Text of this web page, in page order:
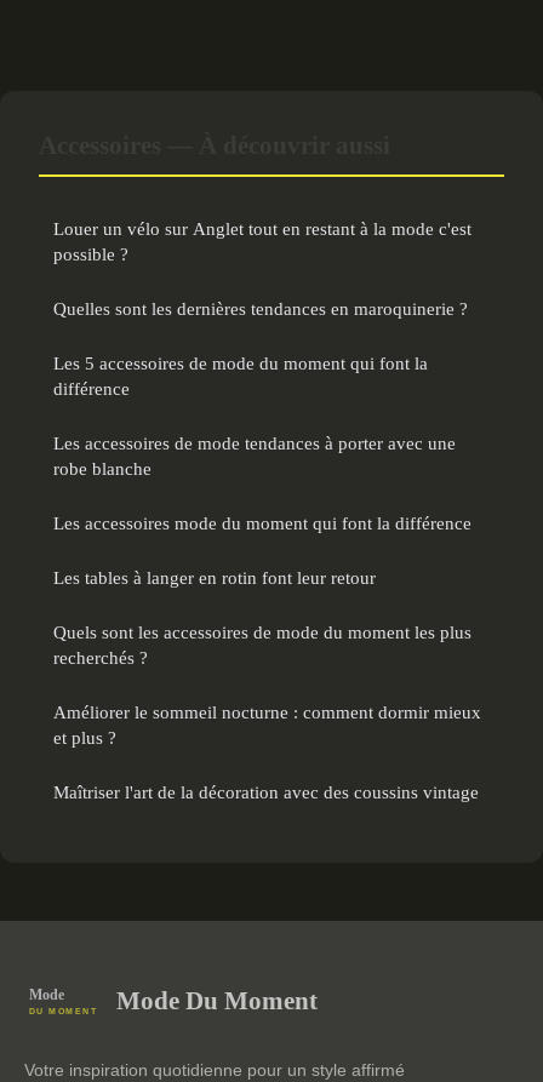
Louer un vélo sur Anglet tout en restant à la mode c'est
possible ?
Quelles sont les dernières tendances en maroquinerie ?
Les 5 accessoires de mode du moment qui font la
différence
Les accessoires de mode tendances à porter avec une
robe blanche
Les accessoires mode du moment qui font la différence
Les tables à langer en rotin font leur retour
Quels sont les accessoires de mode du moment les plus
recherchés ?
Améliorer le sommeil nocturne : comment dormir mieux
et plus ?
Maîtriser l'art de la décoration avec des coussins vintage
Mode Du Moment
Votre inspiration quotidienne pour un style affirmé